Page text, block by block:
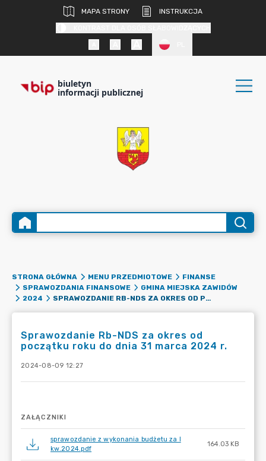
MAPA STRONY
INSTRUKCJA
biuletyn
informacji publicznej
STRONA GŁÓWNA MENU PRZEDMIOTOWE
FINANSE
SPRAWOZDANIA FINANSOWE
GMINA MIEJSKA ZAWIDÓW
2024
SPRAWOZDANIE RB-NDS ZA OKRES OD POCZĄTKU ROKU DO DNIA 31 MARCA 2024 R.
Sprawozdanie Rb-NDS za okres od
początku roku do dnia 31 marca 2024 r.
2024-08-09 12:27
ZAŁĄCZNIKI
sprawozdanie z wykonania budżetu za I
kw.2024.pdf
164.03 KB